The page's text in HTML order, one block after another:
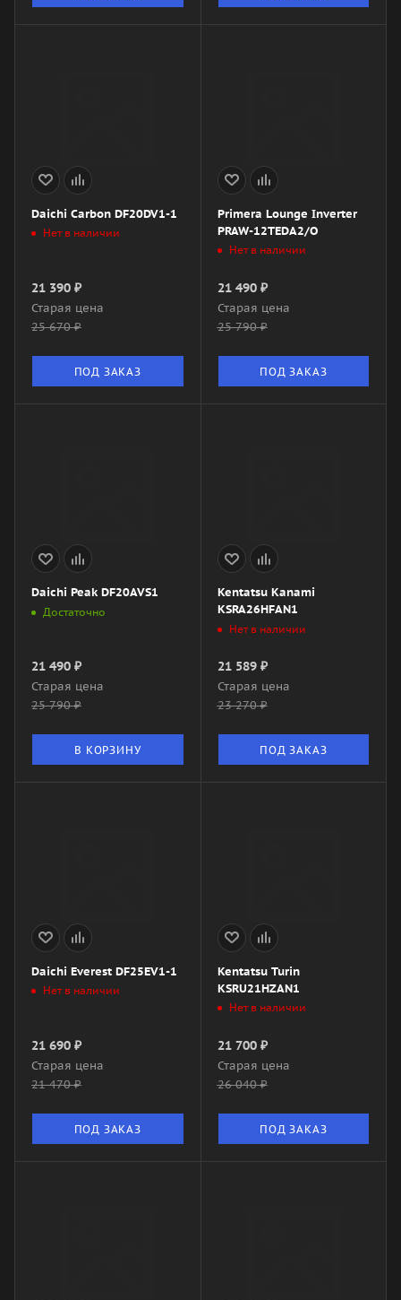
Daichi Carbon DF20DV1-1
Нет в наличии
21 390 ₽
Старая цена
25 670₽
ПОД ЗАКАЗ
Primera Lounge Inverter
PRAW-12TEDA2/O
Нет в наличии
21 490₽
Старая цена
25 790₽
ПОД ЗАКАЗ
Daichi Peak DF20AVS1
Достаточно
21 490 ₽
Старая цена
25 790₽
В КОРЗИНУ
Kentatsu Kanami
KSRA26HFAN1
Нет в наличии
21 589₽
Старая цена
23 270₽
ПОД ЗАКАЗ
Daichi Everest DF25EV1-1
Нет в наличии
21 690 ₽
Старая цена
21 470₽
ПОД ЗАКАЗ
Kentatsu Turin
KSRU21HZAN1
Нет в наличии
21 700₽
Старая цена
26 040₽
ПОД ЗАКАЗ